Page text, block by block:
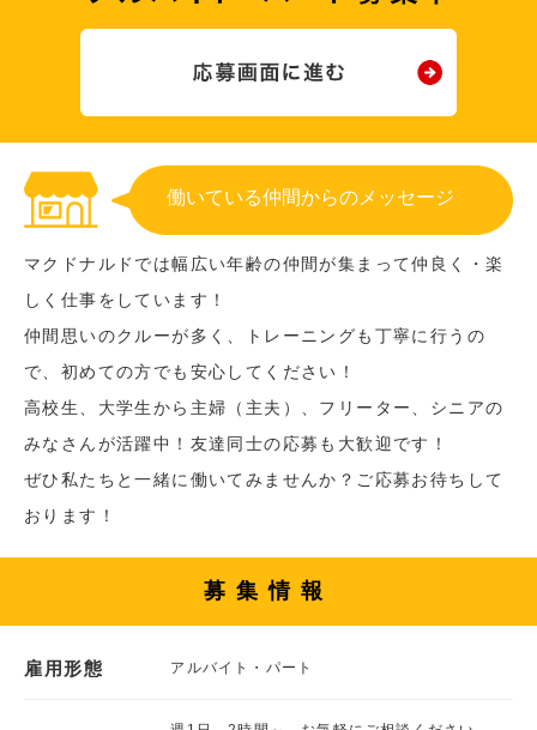
働いている仲間からのメッセージ
マクドナルドでは幅広い年齢の仲間が集まって仲良く・楽
しく仕事をしています！
仲間思いのクルーが多く、トレーニングも丁寧に行うの
で、初めての方でも安心してください！
高校生、大学生から主婦（主夫）、フリーター、シニアの
みなさんが活躍中！友達同士の応募も大歓迎です！
ぜひ私たちと一緒に働いてみませんか？ご応募お待ちして
おります！
募集情報
雇用形態 アルバイト・パート